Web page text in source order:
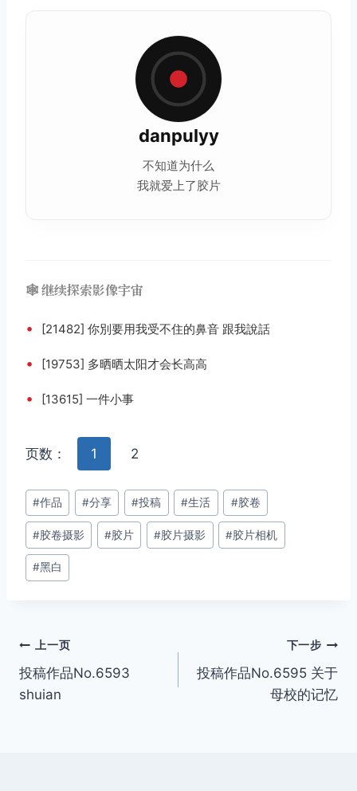
danpulyy
不知道为什么
我就爱上了胶片
🕸️ 继续探索影像宇宙
• [21482] 你別要用我受不住的鼻音 跟我說話
• [19753] 多晒晒太阳才会长高高
• [13615] 一件小事
页数： 1 2
文
章
标
签：
#作品 #分享 #投稿 #生活 #胶卷
#胶卷摄影 #胶片 #胶片摄影 #胶片相机
#黑白
文
章
上一页
投稿作品No.6593
shuian
下一步
投稿作品No.6595 关于
母校的记忆